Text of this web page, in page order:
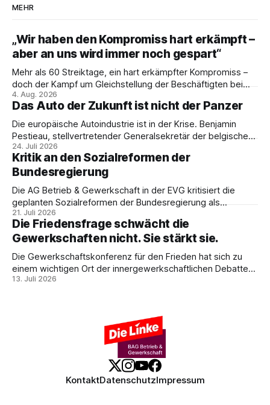
MEHR
„Wir haben den Kompromiss hart erkämpft –
aber an uns wird immer noch gespart“
Mehr als 60 Streiktage, ein hart erkämpfter Kompromiss –
doch der Kampf um Gleichstellung der Beschäftigten bei
den Vivantes-Töchtern geht weiter. Im Gespräch mit Julia-
C. Stange zieht Nicodem Tomkowiak Bilanz des
Erzwingungsstreiks und formuliert klare Erwartungen an die
Politik.
4. Aug. 2026
Das Auto der Zukunft ist nicht der Panzer
Die europäische Autoindustrie ist in der Krise. Benjamin
Pestieau, stellvertretender Generalsekretär der belgischen
PTB, zeigt, warum das kein technisches Schicksal ist – und
weshalb die Antwort nicht Aufrüstung, sondern eine
demokratische Industriepolitik im Interesse der
Beschäftigten sein muss.
24. Juli 2026
Kritik an den Sozialreformen der
Bundesregierung
Die AG Betrieb & Gewerkschaft in der EVG kritisiert die
geplanten Sozialreformen der Bundesregierung als
Belastung für Beschäftigte und Sozialstaat. In ihrer
Stellungnahme fordert sie Umverteilung, Investitionen und
gemeinsamen gewerkschaftlichen Widerstand gegen
Sozialabbau.
21. Juli 2026
Die Friedensfrage schwächt die
Gewerkschaften nicht. Sie stärkt sie.
Die Gewerkschaftskonferenz für den Frieden hat sich zu
einem wichtigen Ort der innergewerkschaftlichen Debatte
entwickelt. Ulrike Eifler erklärt, warum Friedenspolitik und
13. Juli 2026
KontaktDatenschutzImpressum